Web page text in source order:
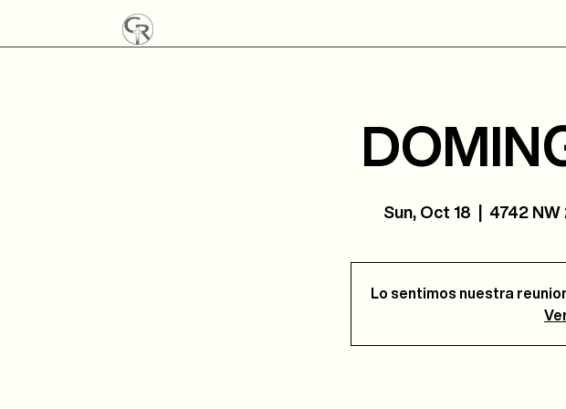
Sun, Oct 18
  |
4742 NW
Lo sentimos nuestra